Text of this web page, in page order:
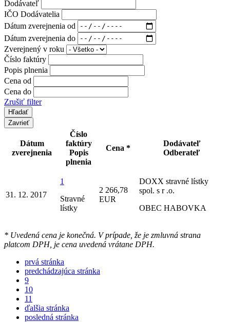
Dodávateľ
IČO Dodávatelia
Dátum zverejnenia od
Dátum zverejnenia do
Zverejnený v roku
Číslo faktúry
Popis plnenia
Cena od
Cena do
Zrušiť filter
Zavrieť
Dátum
zverejnenia
Číslo
faktúry
Popis
plnenia
Cena *
Dodávateľ
Odberateľ
31. 12. 2017
1
Stravné
lístky
2 266,78
EUR
DOXX stravné lístky
spol. s r .o.
OBEC HABOVKA
* Uvedená cena je konečná. V prípade, že je zmluvná strana
platcom DPH, je cena uvedená vrátane DPH.
prvá stránka
predchádzajúca stránka
9
10
11
ďalšia stránka
posledná stránka